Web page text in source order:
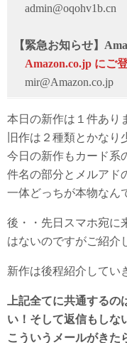
admin@oqohv1b.cn
【緊急お知らせ】
Аmazon.co.jp にご
mir@Amazon.co.jp
本日の新作は１件あり
旧作は２種類とかなり
今日の新作もカード系
件名の部分とメルアド
一体どっちが本物なん
後・・先日スマホ宛に
はないのですがご紹介
新作は後程紹介してい
上記全てに共通する
い！そして返信もしな
こういうメールがきた